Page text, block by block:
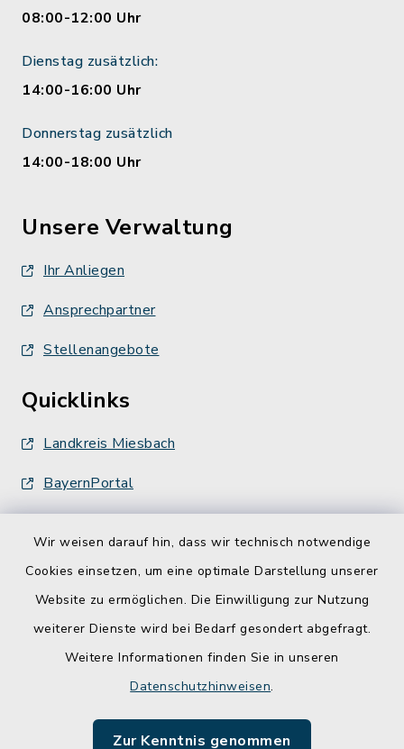
Wir weisen darauf hin, dass wir technisch notwendige
Cookies einsetzen, um eine optimale Darstellung unserer
Website zu ermöglichen. Die Einwilligung zur Nutzung
weiterer Dienste wird bei Bedarf gesondert abgefragt.
Weitere Informationen finden Sie in unseren
Datenschutzhinweisen.
Zur Kenntnis genommen
08:00-12:00 Uhr
Dienstag zusätzlich:
14:00-16:00 Uhr
Donnerstag zusätzlich
14:00-18:00 Uhr
Unsere Verwaltung
Ihr Anliegen
Ansprechpartner
Stellenangebote
Quicklinks
Landkreis Miesbach
BayernPortal
Barrierefreiheit